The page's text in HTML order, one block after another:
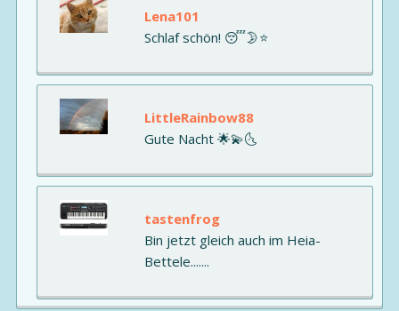
Lena101
Schlaf schön! 😴🌛⭐️
LittleRainbow88
Gute Nacht 🌟💫🌜
tastenfrog
Bin jetzt gleich auch im Heia-
Bettele.......